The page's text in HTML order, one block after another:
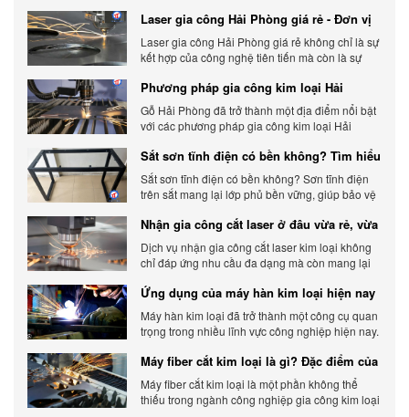
Laser gia công Hải Phòng giá rẻ - Đơn vị
gia công báo giá chính xác
Laser gia công Hải Phòng giá rẻ không chỉ là sự
kết hợp của công nghệ tiên tiến mà còn là sự
khách hàng. Xem ngay nhé.
Phương pháp gia công kim loại Hải
Phòng phổ biến hiện nay
Gỗ Hải Phòng đã trở thành một địa điểm nổi bật
với các phương pháp gia công kim loại Hải
Sắt sơn tĩnh điện có bền không? Tìm hiểu
chi tiết
Sắt sơn tĩnh điện có bền không? Sơn tĩnh điện
trên sắt mang lại lớp phủ bền vững, giúp bảo vệ
động bên ngoài.
Nhận gia công cắt laser ở đâu vừa rẻ, vừa
chất lượng
Dịch vụ nhận gia công cắt laser kim loại không
chỉ đáp ứng nhu cầu đa dạng mà còn mang lại
Ứng dụng của máy hàn kim loại hiện nay
Máy hàn kim loại đã trở thành một công cụ quan
trọng trong nhiều lĩnh vực công nghiệp hiện nay.
Máy fiber cắt kim loại là gì? Đặc điểm của
máy fiber
Máy fiber cắt kim loại là một phần không thể
thiếu trong ngành công nghiệp gia công kim loại